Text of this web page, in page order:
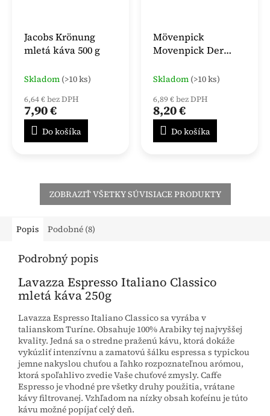
Jacobs Krönung
mletá káva 500 g
Skladom (>10 ks)
6,64 € bez DPH
7,90 €
Do košíka
Mövenpick
Movenpick Der
káva 500 g
Skladom (>10 ks)
6,89 € bez DPH
8,20 €
Do košíka
ZOBRAZIŤ VŠETKY SÚVISIACE PRODUKTY
Popis Podobné (8)
Podrobný popis
Lavazza Espresso Italiano Classico
mletá káva 250g
Lavazza Espresso Italiano Classico sa vyrába v
talianskom Turíne. Obsahuje 100% Arabiky tej najvyššej
kvality. Jedná sa o stredne praženú kávu, ktorá dokáže
vykúzliť intenzívnu a zamatovú šálku espressa s typickou
jemne nakyslou chuťou a ľahko rozpoznateľnou arómou,
ktorá spoľahlivo zvedie Vaše chuťové zmysly. Caffe
Espresso je vhodné pre všetky druhy použitia, vrátane
kávy filtrovanej. Vzhľadom na nízky obsah kofeínu je túto
kávu možné popíjať celý deň.